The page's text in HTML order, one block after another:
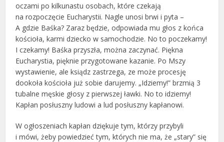
oczami po kilkunastu osobach, które czekają
na rozpoczęcie Eucharystii. Nagle unosi brwi i pyta –
A gdzie Baśka? Zaraz będzie, odpowiada mu głos z końca
kościoła, karmi dziecko w samochodzie. No to poczekamy!
I czekamy! Baśka przyszła, można zaczynać. Piękna
Eucharystia, pięknie przygotowane kazanie. Po Mszy
wystawienie, ale ksiądz zastrzega, ze może procesję
dookoła kościoła już sobie darujemy. „Idziemy!” brzmią 3
tubalne męskie głosy z pierwszej ławki. No to idziemy!
Kapłan posłuszny ludowi a lud posłuszny kapłanowi.
W ogłoszeniach kapłan dziękuje tym, którzy przybyli
i mówi, żeby powiedzieć tym, których nie ma, że „stary” się